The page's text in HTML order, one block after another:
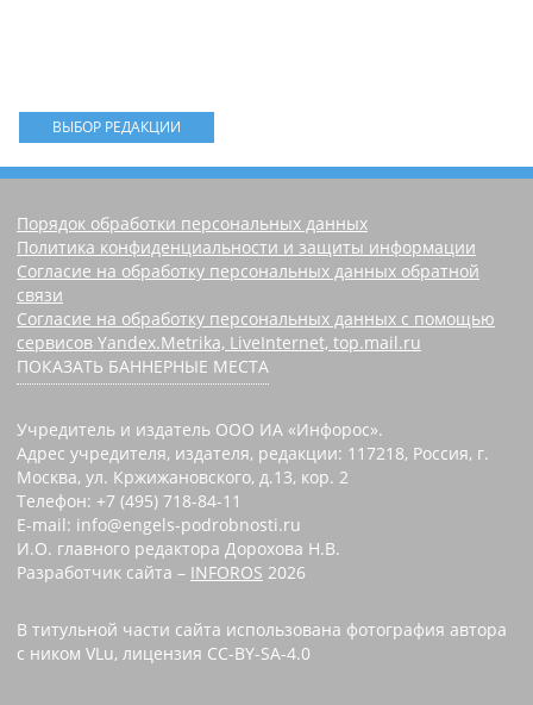
ВЫБОР РЕДАКЦИИ
Порядок обработки персональных данных
Политика конфиденциальности и защиты информации
Согласие на обработку персональных данных обратной
связи
Согласие на обработку персональных данных с помощью
сервисов Yandex.Metrika, LiveInternet, top.mail.ru
ПОКАЗАТЬ БАННЕРНЫЕ МЕСТА
Учредитель и издатель ООО ИА «Инфорос».
Адрес учредителя, издателя, редакции: 117218, Россия, г.
Москва, ул. Кржижановского, д.13, кор. 2
Телефон: +7 (495) 718-84-11
E-mail: info@engels-podrobnosti.ru
И.О. главного редактора Дорохова Н.В.
Разработчик сайта – INFOROS 2026
В титульной части сайта использована фотография автора
с ником VLu, лицензия CC-BY-SA-4.0